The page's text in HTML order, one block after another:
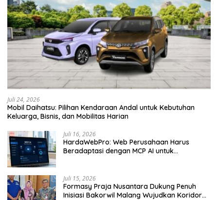
Juli 24, 2026
Mobil Daihatsu: Pilihan Kendaraan Andal untuk Kebutuhan
Keluarga, Bisnis, dan Mobilitas Harian
Juli 16, 2026
HardaWebPro: Web Perusahaan Harus
Beradaptasi dengan MCP AI untuk
Juli 15, 2026
Formasy Praja Nusantara Dukung Penuh
Inisiasi Bakorwil Malang Wujudkan Koridor